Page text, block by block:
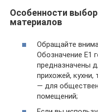
Особенности
материалов
Обращайте
Обозначение Е1
предназначены
прихожей,
— для
помещений;